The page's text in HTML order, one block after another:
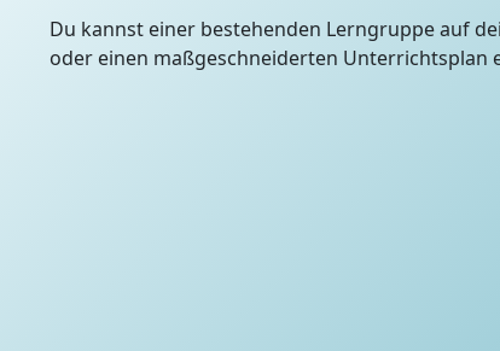
Du kannst einer bestehenden Lerngruppe auf
oder einen maßgeschneiderten Unterrichtsplan